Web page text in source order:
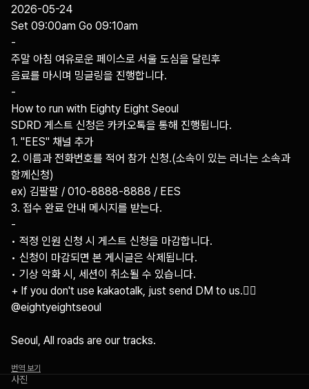
2026-05-24
Set 09:00am Go 09:10am
-
주말 아침 여유로운 페이스로 서울 도심을 달린후
음료를 마시며 밍글링을 진행합니다.
-
How to run with Eighty Eight Seoul
SDRD 게스트 신청은 카카오톡을 통해 진행됩니다.
1. "EES" 채널 추가
2. 이름과 전화번호를 적어 참가 신청.(소속이 있는 러너는 소속과
함께신청)
ex) 김팔팔 / 010-8888-8888 / EES
3. 접수 완료 안내 메시지를 받는다.
-
• 적정 인원 신청 시 게스트 신청을 마감합니다.
• 신청이 마감되면 본 게시글은 삭제됩니다.
• 기상 악화 시, 세션이 취소될 수 있습니다.
+ If you don't use kakaotalk, just send DM to us.👇🏿
@eightyeightseoul
Seoul, All roads are our tracks.
번역 보기
사진